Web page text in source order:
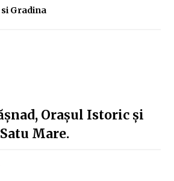
si Gradina
Orașul Istoric și
Mare.